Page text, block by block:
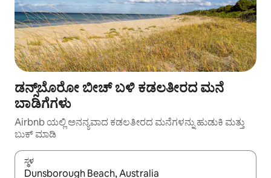
ಡನ್ಸ್‌ಬೊರೋ ಬೀಚ್ ಬಳಿ ಕಡಲತೀರದ ಮನೆ
ಬಾಡಿಗೆಗಳು
Airbnb ಯಲ್ಲಿ ಅನನ್ಯವಾದ ಕಡಲತೀರದ ಮನೆಗಳನ್ನು ಹುಡುಕಿ ಮತ್ತು
ಬುಕ್ ಮಾಡಿ
ಸ್ಥಳ
ಫಲಿತಾಂಶಗಳು ಲಭ್ಯವಿರುವಾಗ, ಅಪ್ ಮತ್ತು ಡೌನ್ ಬಾಣದ ಕೀಲಿಗಳೊಂದಿಗೆ